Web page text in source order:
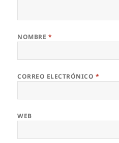
NOMBRE *
CORREO ELECTRÓNICO *
WEB